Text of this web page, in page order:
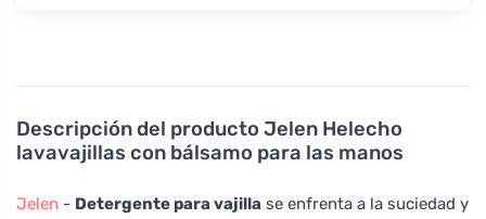
Descripción del producto Jelen Helecho
lavavajillas con bálsamo para las manos
Jelen - Detergente para vajilla se enfrenta a la suciedad y